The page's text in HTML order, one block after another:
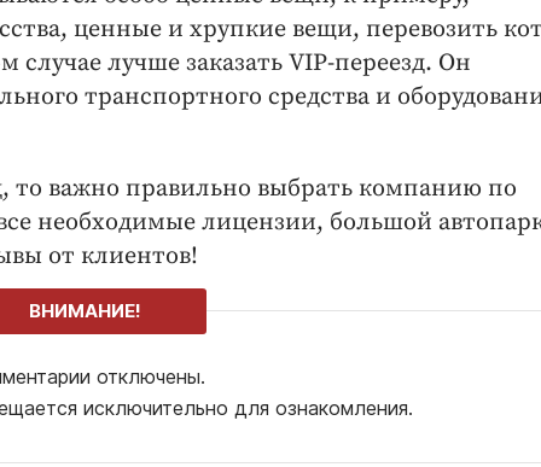
ценные и хрупкие вещи, перевозить
лучше заказать VIP-переезд. Он
транспортного средства и
то важно правильно выбрать компанию по
необходимые лицензии, большой
от клиентов!
ВНИМАНИЕ!
отключены.
исключительно для ознакомления.